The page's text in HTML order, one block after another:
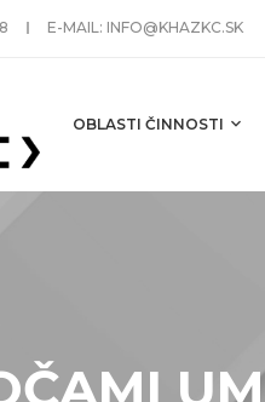
E-MAIL: INFO@KHAZKC.SK
OBLASTI ČINNOSTI